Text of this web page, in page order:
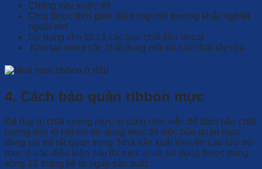
Chống trầy xước tốt
Chịu được thời gian dài trong môi trường khắc nghiệt
ngoài trời
Sử dụng cho tất cả các loại chất liệu decal
Khó tan trong các chất dung môi và các chất tẩy rửa
4. Cách bảo quản ribbon mực
Để duy trì chất lượng mực in cũng như việc để đảm bảo chất
lượng tem rõ nét khi sử dụng mực thì việc bảo quản mực
đóng vai trò rất quan trọng. Nhà sản xuất khuyến cáo lưu trữ
mực ở các điều kiện sau thì mực in sẽ sử dụng được trong
vòng 12 tháng kể từ ngày sản xuất.